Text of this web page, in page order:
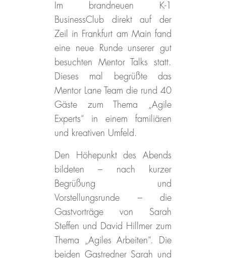
Im brandneuen K-1
BusinessClub direkt auf der
Zeil in Frankfurt am Main fand
eine neue Runde unserer gut
besuchten Mentor Talks statt.
Dieses mal begrüßte das
Mentor Lane Team die rund 40
Gäste zum Thema „Agile
Experts“ in einem familiären
und kreativen Umfeld.
Den Höhepunkt des Abends
bildeten – nach kurzer
Begrüßung und
Vorstellungsrunde – die
Gastvorträge von Sarah
Steffen und David Hillmer zum
Thema „Agiles Arbeiten“.
Die
beiden Gastredner Sarah und